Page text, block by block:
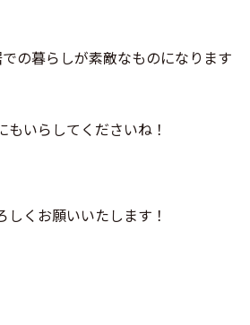
の暮らしが素敵なものになります
もいらしてくださいね！
しくお願いいたします！